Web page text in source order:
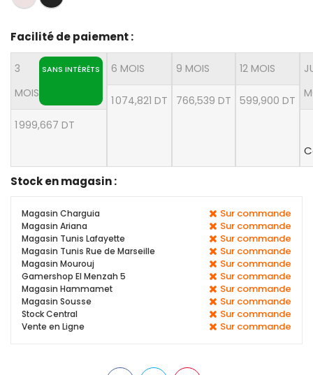
Facilité de paiement :
3
MOIS
SANS INTÉRÊTS
1 999,667 DT
6 MOIS
1 074,821 DT
9 MOIS
766,539 DT
12 MOIS
599,900 DT
Stock en magasin :
Magasin Charguia Sur commande
Magasin Ariana Sur commande
Magasin Tunis Lafayette Sur commande
Magasin Tunis Rue de Marseille Sur commande
Magasin Mourouj Sur commande
Gamershop El Menzah 5 Sur commande
Magasin Hammamet Sur commande
Magasin Sousse Sur commande
Stock Central Sur commande
Vente en Ligne Sur commande